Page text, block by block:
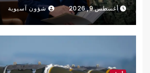
أغسطس 9, 2026 شؤون آسيوية